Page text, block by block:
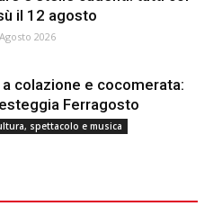
il 12 agosto
2026
colazione e cocomerata:
Ferragosto
spettacolo e musica